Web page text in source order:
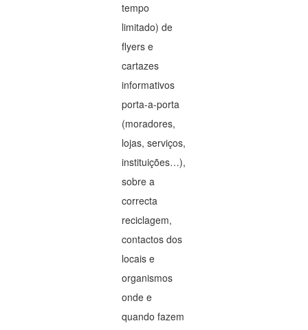
tempo
limitado) de
flyers e
cartazes
informativos
porta-a-porta
(moradores,
lojas, serviços,
instituições…),
sobre a
correcta
reciclagem,
contactos dos
locais e
organismos
onde e
quando fazem